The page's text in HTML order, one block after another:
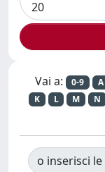
Vai a: 0-9 A
K
L M N
o inserisci